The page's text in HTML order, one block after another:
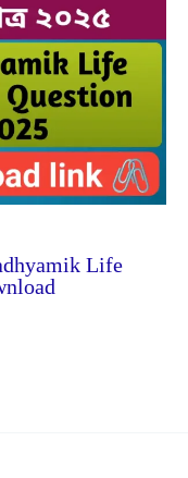
Life